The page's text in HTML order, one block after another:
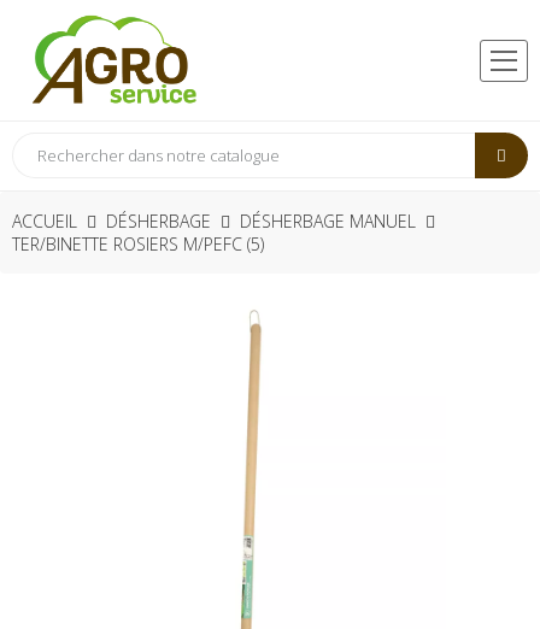
ACCUEIL DÉSHERBAGE
DÉSHERBAGE MANUEL
TER/BINETTE ROSIERS M/PEFC (5)